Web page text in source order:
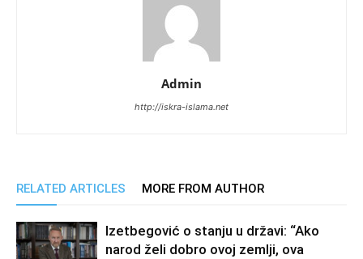
Admin
http://iskra-islama.net
RELATED ARTICLES MORE FROM AUTHOR
Izetbegović o stanju u državi: “Ako
narod želi dobro ovoj zemlji, ova